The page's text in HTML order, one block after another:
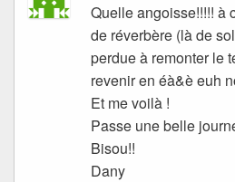
Quelle angoisse!!!!! à
de réverbère (là de
perdue à remonter le
revenir en éà&è euh
Et me voilà !
Passe une belle
Bisou!!
Dany